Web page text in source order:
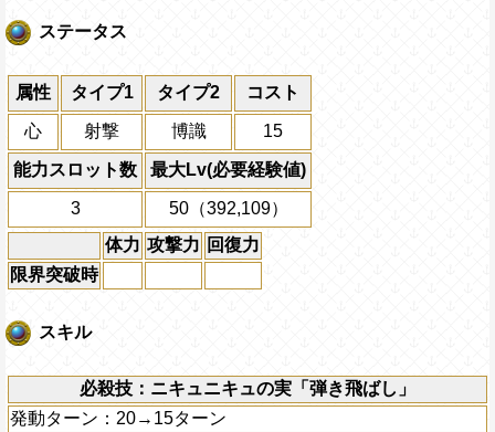
ステータス
属性 タイプ1 タイプ2 コスト
心 射撃 博識 15
能力スロット数 最大Lv(必要経験値)
3
50（392,109）
体力 攻撃力 回復力
限界突破時
スキル
必殺技：ニキュニキュの実「弾き飛ばし」
発動ターン：20→15ターン